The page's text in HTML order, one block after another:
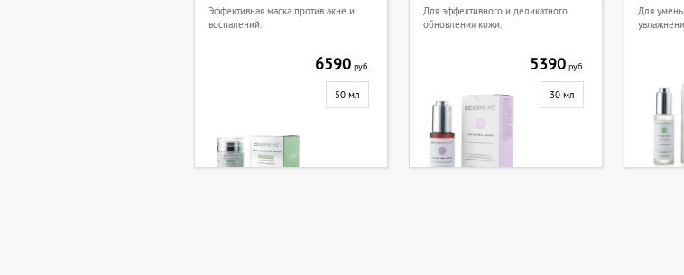
Эффективная маска против акне и
воспалений.
6590 руб.
50 мл
Для эффективного и деликатного
обновления кожи.
5390 руб.
30 мл
Для